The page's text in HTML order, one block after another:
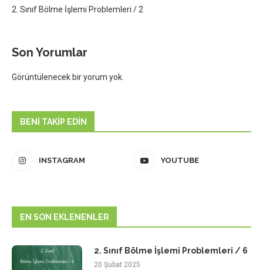
2. Sınıf Bölme İşlemi Problemleri / 2
Son Yorumlar
Görüntülenecek bir yorum yok.
BENI TAKIP EDIN
INSTAGRAM YOUTUBE
EN SON EKLENENLER
2. Sınıf Bölme İşlemi Problemleri / 6
20 Şubat 2025